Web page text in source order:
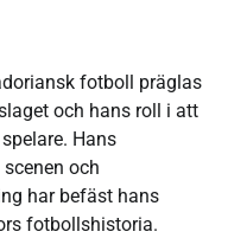
fotboll präglas
och hans roll i att
Hans
och
har befäst hans
fotbollshistoria.